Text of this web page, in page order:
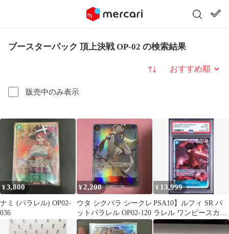
ブースターパック 頂上決戦 OP-02 の検索結果
販売中のみ表示
並び替え
¥3,800
ナミ (パラレル) OP02-
036
¥2,200
ウタ シクパラ シークレ
ットパラレル OP02-120
¥ 13,999
PSA10】ルフィ SR パ
ラレル ワンピースカー
ド 頂上決戦 OP02-062